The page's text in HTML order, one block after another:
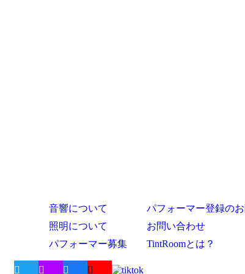
音響について
照明について
パフォーマー募集
パフォーマー登録の
お問い合わせ
TintRoomとは？